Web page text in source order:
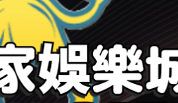
、多軌并行的保全辦事模
現全國一盤棋，保全新睿運